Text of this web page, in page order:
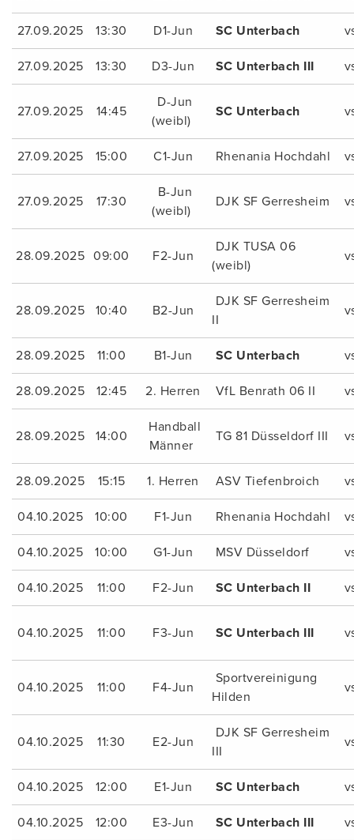
27.09.2025 13:30 D1-Jun SC Unterbach
27.09.2025 13:30 D3-Jun SC Unterbach III
27.09.2025 14:45
D-Jun
(weibl)
SC Unterbach
27.09.2025 15:00 C1-Jun Rhenania Hochdahl
27.09.2025 17:30
B-Jun
(weibl)
DJK SF Gerresheim
28.09.2025 09:00 F2-Jun
DJK TUSA 06
(weibl)
28.09.2025 10:40 B2-Jun
DJK SF Gerresheim
II
28.09.2025 11:00 B1-Jun SC Unterbach
28.09.2025 12:45 2. Herren VfL Benrath 06 II
28.09.2025 14:00
Handball
Männer
TG 81 Düsseldorf III
28.09.2025 15:15 1. Herren ASV Tiefenbroich
04.10.2025 10:00 F1-Jun Rhenania Hochdahl
04.10.2025 10:00 G1-Jun MSV Düsseldorf
04.10.2025 11:00 F2-Jun SC Unterbach II
04.10.2025 11:00 F3-Jun SC Unterbach III
04.10.2025 11:00 F4-Jun
Sportvereinigung
Hilden
04.10.2025 11:30 E2-Jun
DJK SF Gerresheim
III
04.10.2025 12:00 E1-Jun SC Unterbach
04.10.2025 12:00 E3-Jun SC Unterbach III